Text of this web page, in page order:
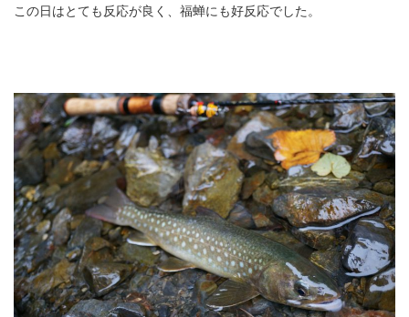
この日はとても反応が良く、福蝉にも好反応でした。